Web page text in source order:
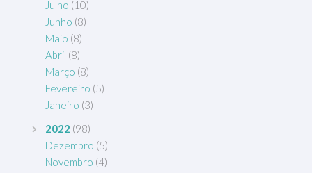
Julho (10)
Junho (8)
Maio (8)
Abril (8)
Março (8)
Fevereiro (5)
Janeiro (3)
2022 (98)
Dezembro (5)
Novembro (4)